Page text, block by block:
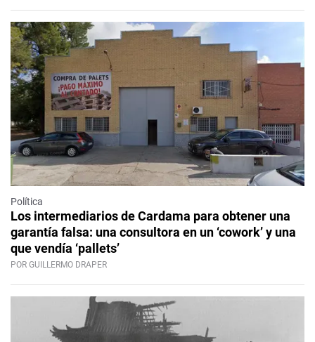
Política
Los intermediarios de Cardama para obtener una
garantía falsa: una consultora en un ‘cowork’ y una
que vendía ‘pallets’
POR GUILLERMO DRAPER